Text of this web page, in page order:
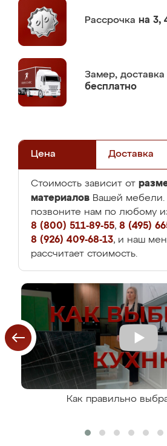
Рассрочка на 3,
Замер,
бесплатно
Цена Доставка
Стоимость зависит от
материалов Вашей мебели.
позвоните нам по любому
8 (800) 511-89-55, 8 (495)
8 (926) 409-68-13, и наш
рассчитает стоимость.
Как правильно